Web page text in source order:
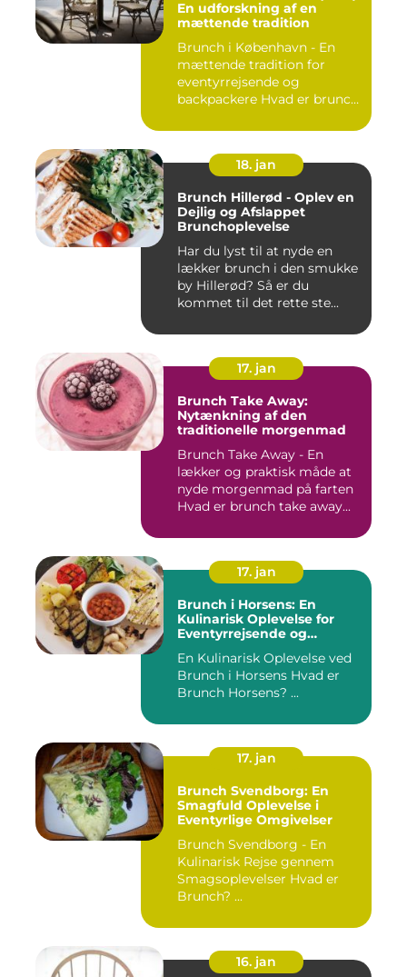
En udforskning af en
mættende tradition
Brunch i København - En
mættende tradition for
eventyrrejsende og
backpackere Hvad er brunch
18. jan
Brunch Hillerød - Oplev en
Dejlig og Afslappet
Brunchoplevelse
Har du lyst til at nyde en
lækker brunch i den smukke
by Hillerød? Så er du
kommet til det rette ste...
17. jan
Brunch Take Away:
Nytænkning af den
traditionelle morgenmad
Brunch Take Away - En
lækker og praktisk måde at
nyde morgenmad på farten
Hvad er brunch take away...
17. jan
Brunch i Horsens: En
Kulinarisk Oplevelse for
Eventyrrejsende og
En Kulinarisk Oplevelse ved
Brunch i Horsens Hvad er
Brunch Horsens? ...
17. jan
Brunch Svendborg: En
Smagfuld Oplevelse i
Eventyrlige Omgivelser
Brunch Svendborg - En
Kulinarisk Rejse gennem
Smagsoplevelser Hvad er
Brunch? ...
16. jan